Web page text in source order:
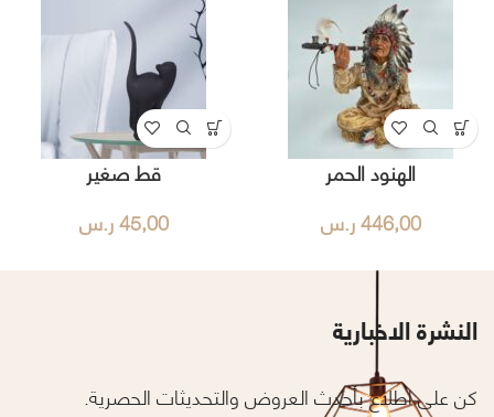
الهنود الحمر
446,00ر.س
قط صغير
45,00ر.س
النشرة الاخبارية
كن على اطلاع بأحدث العروض والتحديثات الحصرية.